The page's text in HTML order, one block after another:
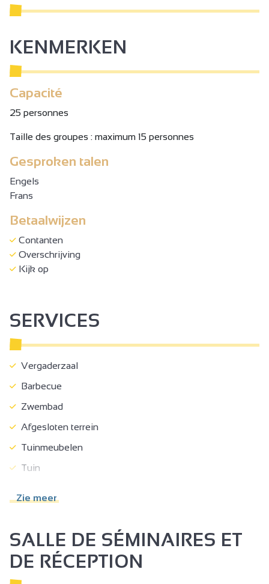
KENMERKEN
Capacité
25 personnes
Taille des groupes : maximum 15 personnes
Gesproken talen
Engels
Frans
Betaalwijzen
Contanten
Overschrijving
Kijk op
SERVICES
Vergaderzaal
Barbecue
Zwembad
Afgesloten terrein
Tuinmeubelen
Tuin
Parkeerplaats
Parking autobussen
Zie meer
SALLE DE SÉMINAIRES ET
DE RÉCEPTION